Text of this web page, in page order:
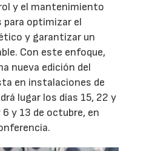
y el mantenimiento
optimizar el
y garantizar un
Con este enfoque,
nueva edición del
en instalaciones de
lugar los días 15, 22 y
y 13 de octubre, en